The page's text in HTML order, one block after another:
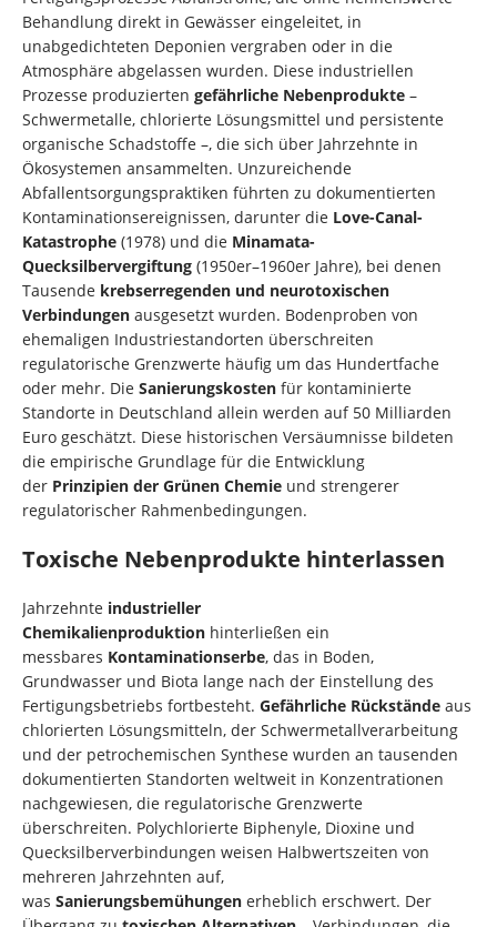
Behandlung direkt in Gewässer eingeleitet, in
unabgedichteten Deponien vergraben oder in die
Atmosphäre abgelassen wurden. Diese industriellen
Prozesse produzierten gefährliche Nebenprodukte –
Schwermetalle, chlorierte Lösungsmittel und persistente
organische Schadstoffe –, die sich über Jahrzehnte in
Ökosystemen ansammelten. Unzureichende
Abfallentsorgungspraktiken führten zu dokumentierten
Kontaminationsereignissen, darunter die Love-Canal-
Katastrophe (1978) und die Minamata-
Quecksilbervergiftung (1950er–1960er Jahre), bei denen
Tausende krebserregenden und neurotoxischen
Verbindungen ausgesetzt wurden. Bodenproben von
ehemaligen Industriestandorten überschreiten
regulatorische Grenzwerte häufig um das Hundertfache
oder mehr. Die Sanierungskosten für kontaminierte
Standorte in Deutschland allein werden auf 50 Milliarden
Euro geschätzt. Diese historischen Versäumnisse bildeten
die empirische Grundlage für die Entwicklung
der Prinzipien der Grünen Chemie und strengerer
regulatorischer Rahmenbedingungen.
Toxische Nebenprodukte hinterlassen
Jahrzehnte industrieller
Chemikalienproduktion hinterließen ein
messbares Kontaminationserbe, das in Boden,
Grundwasser und Biota lange nach der Einstellung des
Fertigungsbetriebs fortbesteht. Gefährliche Rückstände aus
chlorierten Lösungsmitteln, der Schwermetallverarbeitung
und der petrochemischen Synthese wurden an tausenden
dokumentierten Standorten weltweit in Konzentrationen
nachgewiesen, die regulatorische Grenzwerte
überschreiten. Polychlorierte Biphenyle, Dioxine und
Quecksilberverbindungen weisen Halbwertszeiten von
mehreren Jahrzehnten auf,
was Sanierungsbemühungen erheblich erschwert. Der